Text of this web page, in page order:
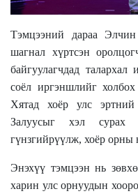
Тэмцээний дараа
шагнал хүртсэн
байгуулагчдад
соёл иргэншлийг
Хятад хоёр улс эртний
Залуусыг хэл сурах
гүнзгийрүүлж, хоёр орны
Энэхүү тэмцээн нь
харин улс орнуудын